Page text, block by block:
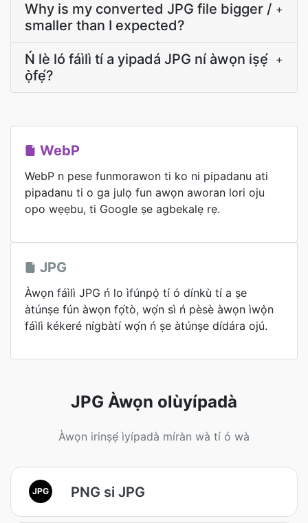
Why is my converted JPG file bigger /
smaller than I expected?
+
Ń lè ló fáìlì tí a yipadá JPG ní àwọn iṣẹ́
ọ̀fẹ́?
+
WebP
WebP n pese funmorawon ti ko ni pipadanu ati
pipadanu ti o ga julọ fun awọn aworan lori oju
opo wẹẹbu, ti Google ṣe agbekalẹ rẹ.
JPG
Àwọn fáìlì JPG ń lo ìfúnpọ̀ tí ó dínkù tí a ṣe
àtúnṣe fún àwọn fọ́tò, wọ́n sì ń pèsè àwọn ìwọ̀n
fáìlì kékeré nígbàtí wọ́n ń ṣe àtúnṣe dídára ojú.
JPG Àwọn olùyípadà
Àwọn irinṣẹ́ ìyípadà míràn wà tí ó wà
JPG PNG si JPG